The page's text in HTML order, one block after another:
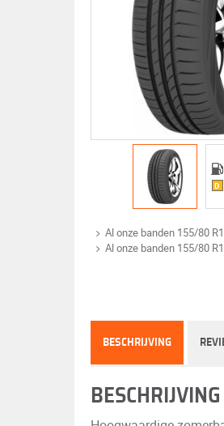
D
Al onze banden 155/80
Al onze banden 155/80
BESCHRIJVING
BESCHRIJVING